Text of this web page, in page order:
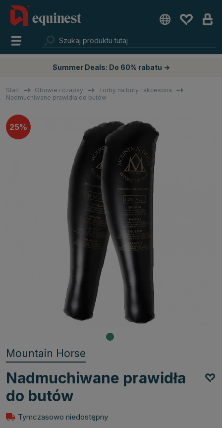
Summer Deals: Do 60% rabatu →
Start Obuwie i czapsy
Torby na buty i akcesoria
Nadmuchiwane prawidła do butów
25%
Mountain Horse
Nadmuchiwane prawidła
do butów
Tymczasowo niedostępny